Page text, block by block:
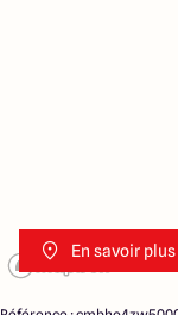
En savoir